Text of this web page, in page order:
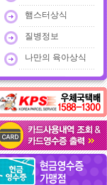
햄스터상식
질병정보
나만의 육아상식